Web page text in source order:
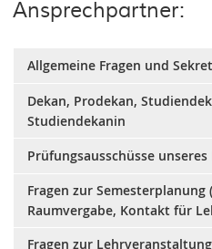
Ansprechpartner:
Allgemeine Fragen und
Katja Kraft -
Raum 168 -
0395 5693 -
Dekan, Prodekan,
Studiendekanin
Dekan
Prof. Dr.
GPM)
Dekan des
Prüfungsausschüsse unseres
Alle Informationen finden
Fragen zur
Raumvergabe, Kontakt für
Fragen zur